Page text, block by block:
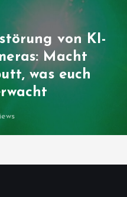
von KI-
Macht
was euch